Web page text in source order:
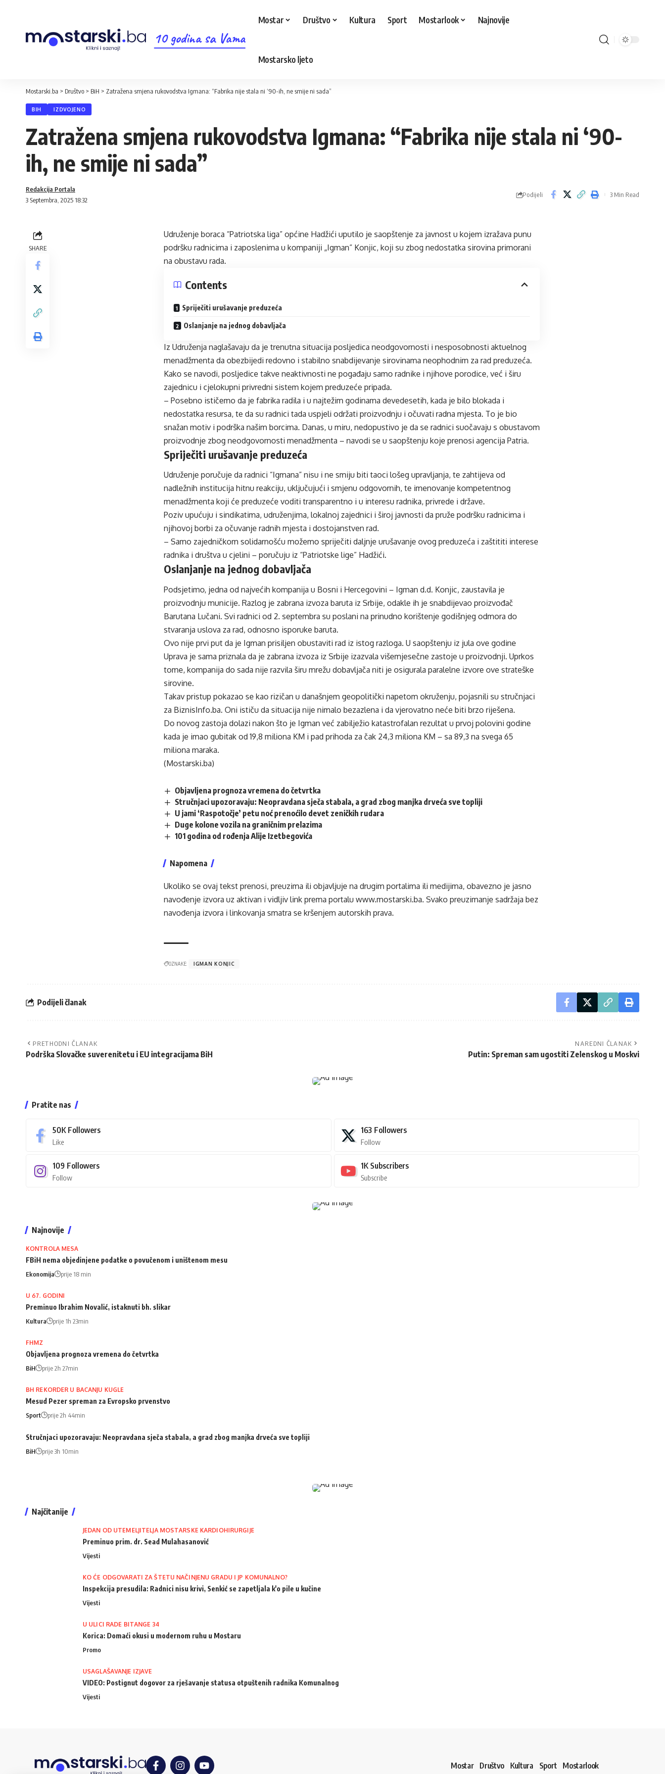
10 godina sa Vama
Mostar Društvo Kultura Sport Mostarlook Najnovije
Mostarsko ljeto
Mostarski.ba > Društvo > BiH > Zatražena smjena rukovodstva Igmana: “Fabrika nije stala ni ‘90-ih, ne smije ni sada”
BIH IZDVOJENO
Zatražena smjena rukovodstva Igmana: “Fabrika nije stala ni ‘90-
ih, ne smije ni sada”
3 Septembra, 2025 18:32
Redakcija Portala
Podijeli 3 Min Read
SHARE
Udruženje boraca “Patriotska liga” općine Hadžići uputilo je saopštenje za javnost u kojem izražava punu
podršku radnicima i zaposlenima u kompaniji „Igman” Konjic, koji su zbog nedostatka sirovina primorani
na obustavu rada.
Contents
Spriječiti urušavanje preduzeća
Oslanjanje na jednog dobavljača
Iz Udruženja naglašavaju da je trenutna situacija posljedica neodgovornosti i nesposobnosti aktuelnog
menadžmenta da obezbijedi redovno i stabilno snabdijevanje sirovinama neophodnim za rad preduzeća.
Kako se navodi, posljedice takve neaktivnosti ne pogađaju samo radnike i njihove porodice, već i širu
zajednicu i cjelokupni privredni sistem kojem preduzeće pripada.
– Posebno ističemo da je fabrika radila i u najtežim godinama devedesetih, kada je bilo blokada i
nedostatka resursa, te da su radnici tada uspjeli održati proizvodnju i očuvati radna mjesta. To je bio
snažan motiv i podrška našim borcima. Danas, u miru, nedopustivo je da se radnici suočavaju s obustavom
proizvodnje zbog neodgovornosti menadžmenta – navodi se u saopštenju koje prenosi agencija Patria.
Spriječiti urušavanje preduzeća
Udruženje poručuje da radnici “Igmana” nisu i ne smiju biti taoci lošeg upravljanja, te zahtijeva od
nadležnih institucija hitnu reakciju, uključujući i smjenu odgovornih, te imenovanje kompetentnog
menadžmenta koji će preduzeće voditi transparentno i u interesu radnika, privrede i države.
Poziv upućuju i sindikatima, udruženjima, lokalnoj zajednici i široj javnosti da pruže podršku radnicima i
njihovoj borbi za očuvanje radnih mjesta i dostojanstven rad.
– Samo zajedničkom solidarnošću možemo spriječiti daljnje urušavanje ovog preduzeća i zaštititi interese
radnika i društva u cjelini – poručuju iz “Patriotske lige” Hadžići.
Oslanjanje na jednog dobavljača
Podsjetimo, jedna od najvećih kompanija u Bosni i Hercegovini – Igman d.d. Konjic, zaustavila je
proizvodnju municije. Razlog je zabrana izvoza baruta iz Srbije, odakle ih je snabdijevao proizvođač
Barutana Lučani. Svi radnici od 2. septembra su poslani na prinudno korištenje godišnjeg odmora do
stvaranja uslova za rad, odnosno isporuke baruta.
Ovo nije prvi put da je Igman prisiljen obustaviti rad iz istog razloga. U saopštenju iz jula ove godine
Uprava je sama priznala da je zabrana izvoza iz Srbije izazvala višemjesečne zastoje u proizvodnji. Uprkos
tome, kompanija do sada nije razvila širu mrežu dobavljača niti je osigurala paralelne izvore ove strateške
sirovine.
Takav pristup pokazao se kao rizičan u današnjem geopolitički napetom okruženju, pojasnili su stručnjaci
za BiznisInfo.ba. Oni ističu da situacija nije nimalo bezazlena i da vjerovatno neće biti brzo riješena.
Do novog zastoja dolazi nakon što je Igman već zabilježio katastrofalan rezultat u prvoj polovini godine
kada je imao gubitak od 19,8 miliona KM i pad prihoda za čak 24,3 miliona KM – sa 89,3 na svega 65
miliona maraka.
(Mostarski.ba)
Objavljena prognoza vremena do četvrtka
Stručnjaci upozoravaju: Neopravdana sječa stabala, a grad zbog manjka drveća sve topliji
U jami ‘Raspotočje’ petu noć prenoćilo devet zeničkih rudara
Duge kolone vozila na graničnim prelazima
101 godina od rođenja Alije Izetbegovića
Napomena
Ukoliko se ovaj tekst prenosi, preuzima ili objavljuje na drugim portalima ili medijima, obavezno je jasno
navođenje izvora uz aktivan i vidljiv link prema portalu www.mostarski.ba. Svako preuzimanje sadržaja bez
navođenja izvora i linkovanja smatra se kršenjem autorskih prava.
OZNAKE: IGMAN KONJIC
Podijeli članak
PRETHODNI ČLANAK
Podrška Slovačke suverenitetu i EU integracijama BiH
NAREDNI ČLANAK
Putin: Spreman sam ugostiti Zelenskog u Moskvi
Pratite nas
50K Followers
Like
163 Followers
Follow
109 Followers
Follow
1K Subscribers
Subscribe
Najnovije
KONTROLA MESA
FBiH nema objedinjene podatke o povučenom i uništenom mesu
Ekonomija prije 18 min
U 67. GODINI
Preminuo Ibrahim Novalić, istaknuti bh. slikar
Kultura prije 1h 23min
FHMZ
Objavljena prognoza vremena do četvrtka
BiH prije 2h 27min
BH REKORDER U BACANJU KUGLE
Mesud Pezer spreman za Evropsko prvenstvo
Sport prije 2h 44min
Stručnjaci upozoravaju: Neopravdana sječa stabala, a grad zbog manjka drveća sve topliji
BiH prije 3h 10min
Najčitanije
JEDAN OD UTEMELJITELJA MOSTARSKE KARDIOHIRURGIJE
Preminuo prim. dr. Sead Mulahasanović
Vijesti
KO ĆE ODGOVARATI ZA ŠTETU NAČINJENU GRADU I JP KOMUNALNO?
Inspekcija presudila: Radnici nisu krivi, Senkić se zapetljala k'o pile u kučine
Vijesti
U ULICI RADE BITANGE 34
Korica: Domaći okusi u modernom ruhu u Mostaru
Promo
USAGLAŠAVANJE IZJAVE
VIDEO: Postignut dogovor za rješavanje statusa otpuštenih radnika Komunalnog
Vijesti
Mostar Društvo Kultura Sport Mostarlook